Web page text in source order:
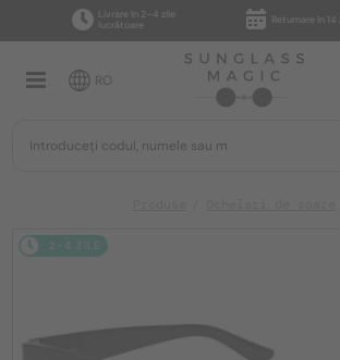
Livrare în 2–4 zile
lucrătoare
Returnare în 14 zile
RO
2-4 ZILE